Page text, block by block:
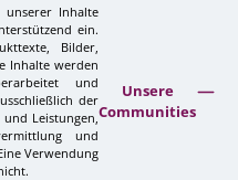
Inhalte
ein.
Bilder,
Inhalte werden
und
der
Leistungen,
und
Verwendung
Unsere
Communities